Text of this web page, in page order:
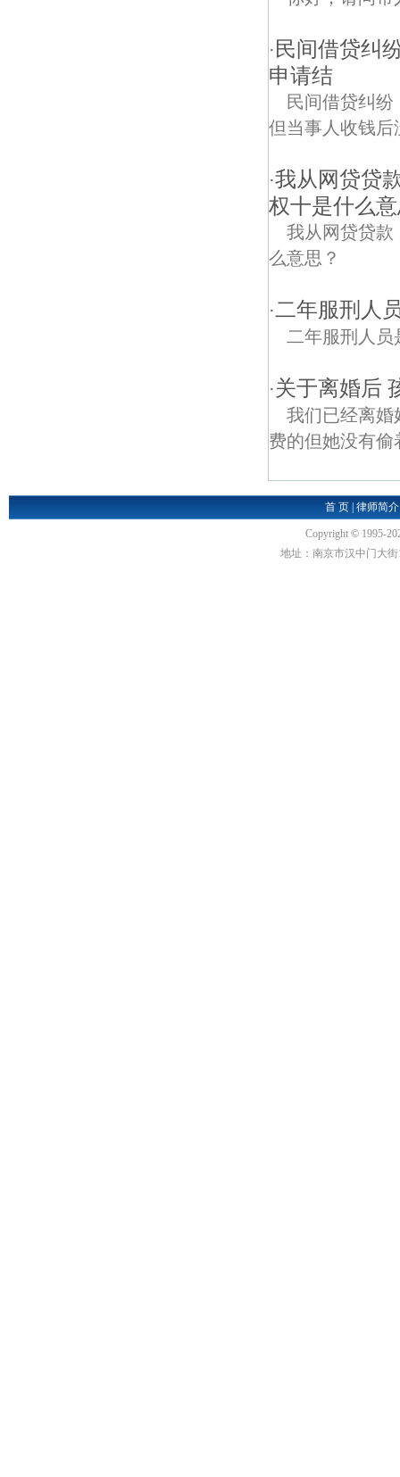
· 民间借贷纠
申请结
民间借贷纠
但当事人收钱后
·我从网贷贷
权十是什么
我从网贷贷款
么意思？
·二年服刑人
二年服刑人员
·关于离婚后
我们已经离婚
费的但她没有偷
首 页 |律师简介
Copyright © 1995-
地址：南京市汉中门大街